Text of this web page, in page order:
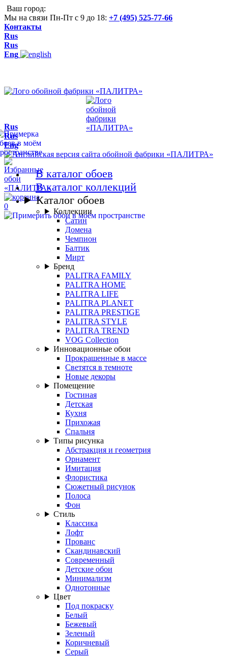
Ваш город:
Мы на связи Пн-Пт с 9 до 18: +7 (495) 525-77-66
Контакты
Rus
Rus
Eng
0
Rus
Rus
Eng
В каталог обоев
В каталог коллекций
Каталог обоев
Коллекции
Сатин
Домена
Чемпион
Балтик
Мирт
Бренд
PALITRA FAMILY
PALITRA HOME
PALITRA LIFE
PALITRA PLANET
PALITRA PRESTIGE
PALITRA STYLE
PALITRA TREND
VOG Collection
Инновационные обои
Прокрашенные в массе
Светятся в темноте
Новые декоры
Помещение
Гостиная
Детская
Кухня
Прихожая
Спальня
Типы рисунка
Абстракция и геометрия
Орнамент
Имитация
Флористика
Сюжетный рисунок
Полоса
Фон
Стиль
Классика
Лофт
Прованс
Скандинавский
Современный
Детские обои
Минимализм
Однотонные
Цвет
Под покраску
Белый
Бежевый
Зеленый
Коричневый
Серый